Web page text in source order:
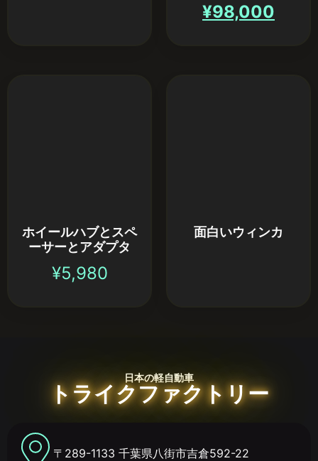
¥98,000
ホイールハブとスペ
ーサーとアダプタ
¥5,980
面白いウィンカ
日本の軽自動車
トライクファクトリー
〒289-1133 千葉県八街市吉倉592-22